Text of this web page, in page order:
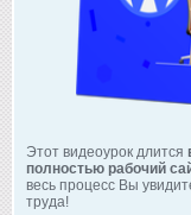
Этот видеоурок длится
полностью рабочий
весь процесс Вы
труда!